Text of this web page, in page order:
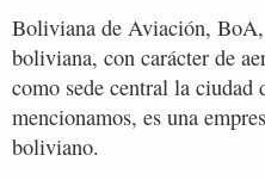
Boliviana de Aviación, BoA,
boliviana, con carácter de
como sede central la ciudad
mencionamos, es una
boliviano.